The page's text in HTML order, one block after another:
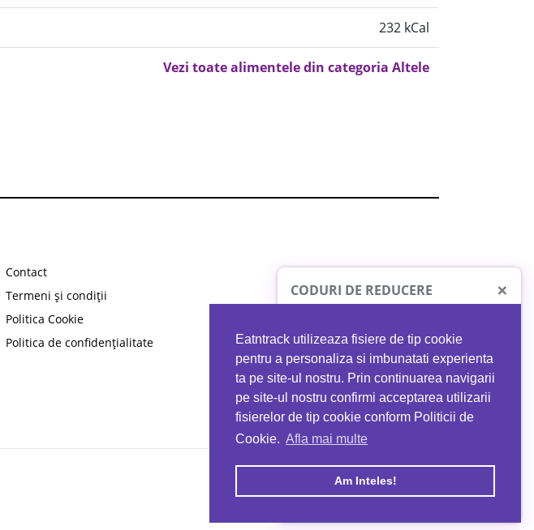
Eatntrack utilizeaza fisiere de tip cookie
pentru a personaliza si imbunatati experienta
ta pe site-ul nostru. Prin continuarea navigarii
pe site-ul nostru confirmi acceptarea utilizarii
fisierelor de tip cookie conform Politicii de
Cookie. Afla mai multe
Am Inteles!
232 kCal
Vezi toate alimentele din categoria Altele
Contact
Termeni și condiții
Politica Cookie
Politica de confidențialitate
CODURI DE REDUCERE ×
PROTO41
reducere la orice comandă
EATNTRACK
MYPROTEIN
Ai40%reducere la orice comandă
folosind codul EATTRACK